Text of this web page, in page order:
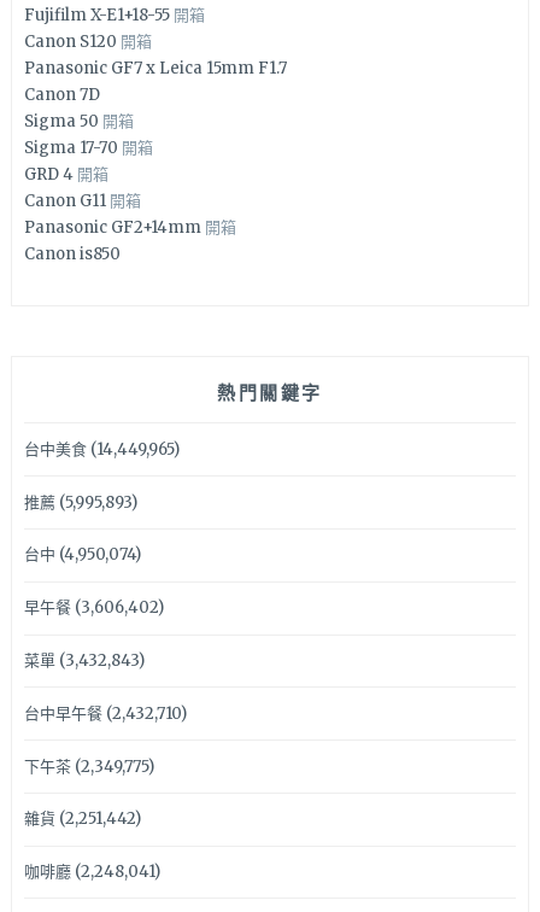
Fujifilm X-E1+18-55 開箱
Canon S120 開箱
Panasonic GF7 x Leica 15mm F1.7
Canon 7D
Sigma 50 開箱
Sigma 17-70 開箱
GRD 4 開箱
Canon G11 開箱
Panasonic GF2+14mm 開箱
Canon is850
熱門關鍵字
台中美食(14,449,965)
推薦(5,995,893)
台中 (4,950,074)
早午餐(3,606,402)
菜單(3,432,843)
台中早午餐(2,432,710)
下午茶(2,349,775)
雜貨 (2,251,442)
咖啡廳(2,248,041)